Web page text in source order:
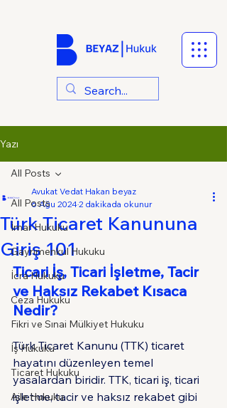
Yazı
All Posts
İmar Hukuku
Gayrimenkul Hukuku
İcra Hukuku
Ceza Hukuku
Fikri ve Sınai Mülkiyet Hukuku
İş Hukuku
Ticaret Hukuku
Aile Hukuku
All Posts
Türk Ticaret Kanununa
Giriş 101
Avukat Vedat Hakan beyaz
6 Ağu 20242 dakikada okunur
Ticari İş, Ticari İşletme, Tacir
ve Haksız Rekabet Kısaca
Nedir?
Türk Ticaret Kanunu (TTK) ticaret
hayatını düzenleyen temel
yasalardan biridir. TTK, ticari iş, ticari
işletme, tacir ve haksız rekabet gibi